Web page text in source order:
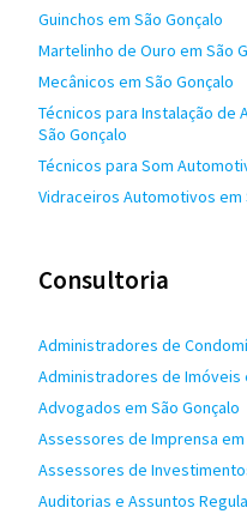
Guinchos em São Gonçalo
Martelinho de Ouro em São
Mecânicos em São Gonçalo
Técnicos para Instalação de
São Gonçalo
Técnicos para Som
Vidraceiros Automotivos em
Consultoria
Administradores de
Administradores de Imóveis
Advogados em São Gonçalo
Assessores de Imprensa em
Assessores de
Auditorias e Assuntos